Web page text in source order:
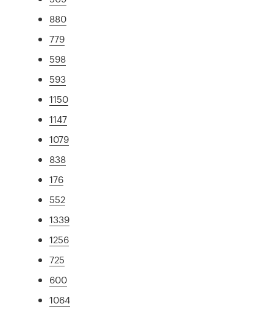
880
779
598
593
1150
1147
1079
838
176
552
1339
1256
725
600
1064